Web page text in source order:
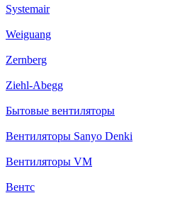
Systemair
Weiguang
Zernberg
Ziehl-Abegg
Бытовые вентиляторы
Вентиляторы Sanyo Denki
Вентиляторы VM
Вентс